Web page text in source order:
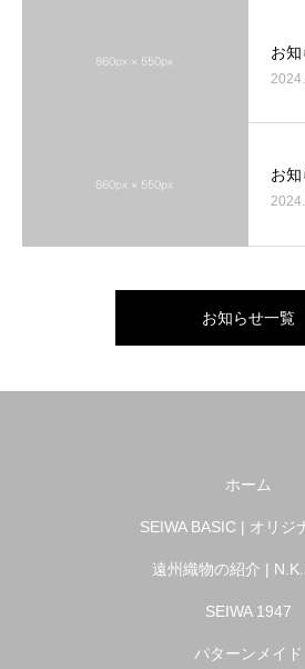
お
お
お知らせ一覧
ホーム
SEIWA BASIC | オリジ
遠州織物の紹介 |
SEIWA 1947
パターンメイド